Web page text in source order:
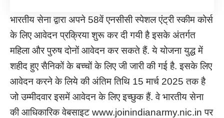
भारतीय सेना द्वारा अपने 58वें एनसीसी स्पेशल एंट्री स्कीम कोर्स
के लिए आवेदन प्रक्रिया शुरू कर दी गयी है इसके अंतर्गत
महिला और पुरुष दोनों आवेदन कर सकते हैं. ये योजना युद्ध में
शहीद हुए सैनिकों के बच्चों के लिए जी जारी की गई है. इसके लिए
आवेदन करने के लिये की अंतिम तिथि 15 मार्च 2025 तक है
जो उम्मीदवार इसमें आवेदन के लिए इच्छुक हैं. वे भारतीय सेना
की आधिकारिक वेबसाइट www.joinindianarmy.nic.in पर